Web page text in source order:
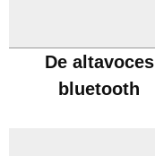
De altavoces
bluetooth